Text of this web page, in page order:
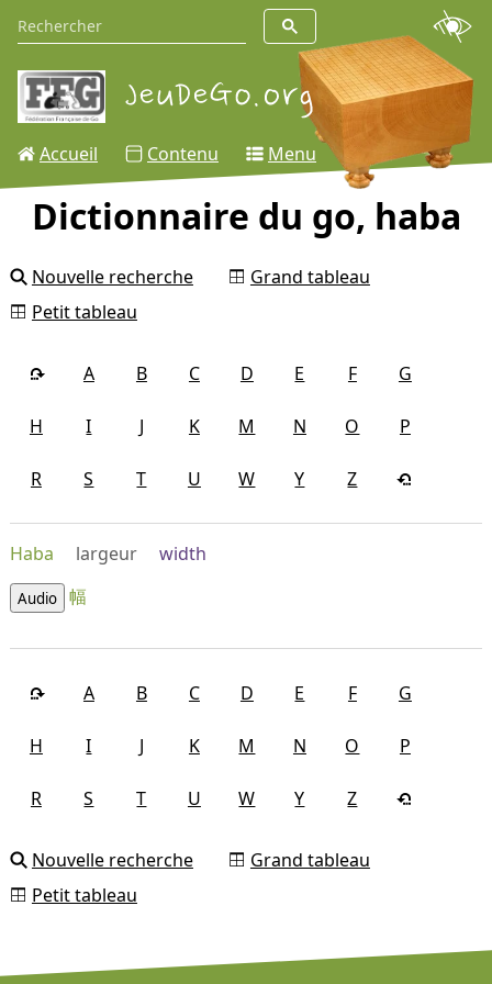
Accueil Contenu Menu
Dictionnaire du go, haba
Nouvelle recherche
Grand tableau
Petit tableau
A B C D E F G
H I J K M N O P
R S T U W Y Z
Haba largeur width
Audio 幅
A B C D E F G
H I J K M N O P
R S T U W Y Z
Nouvelle recherche
Grand tableau
Petit tableau